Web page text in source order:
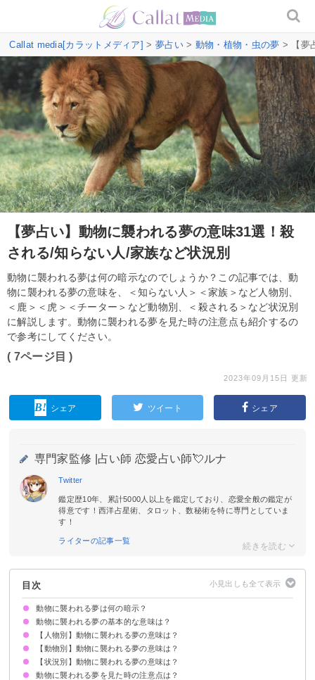
Callat media[カラットメディア] > 夢占い> 動物・植物・虫の夢 > 【夢
【夢占い】動物に襲われる夢の意味31選！殺
される/知らない人/家族など状況別
動物に襲われる夢は何の暗示なのでしょうか？この記事では、動
物に襲われる夢の意味を、＜知らない人＞＜家族＞など人物別、
＜鹿＞＜虎＞＜チーター＞など動物別、＜殺される＞など状況別
に解説します。動物に襲われる夢を見た時の注意点も紹介するの
で参考にしてください。
( 7ページ目 )
2023年09月15日 更新
シェア ツイート シェア
専門家監修 | 占い師 恋愛占い師💘ルナ
Twitter
鑑定歴10年、累計5000人以上を鑑定しており、恋愛全般の鑑定が
得意です！西洋占星術、タロット、数秘術を特に専門としていま
す！
ライターの記事一覧
目次
動物に襲われる夢は何の暗示？
動物に襲われる夢の基本的な意味は？
不安やストレスを抱えている暗示
状況によって意味が決まる
【人物別】動物に襲われる夢の意味は？
知らない人・他人が動物に襲われる夢【警告夢】
家族が動物に襲われる夢【凶夢】
子供が動物に襲われる夢【警告夢】
友達が動物に襲われる夢【警告夢】
芸能人が動物に襲われる夢【警告夢】
【動物別】動物に襲われる夢の意味は？
ライオンに襲われる夢【凶夢】
虎に襲われる夢【凶夢】
ゴリラに襲われる夢【警告夢】
猿に襲われる夢【警告夢】
蛇に襲われる夢【凶夢】
ワニに襲われる夢【凶夢】
熊に襲われる夢【警告夢】
ヒョウに襲われる夢【凶夢】
鹿に襲われる夢【警告夢】
イノシシに襲われる夢【警告夢】
チーターに襲われる夢【凶夢】
牛に襲われる夢【警告夢】
鳥に襲われる夢【凶夢】
ネズミに襲われる夢【警告夢】
犬に襲われる夢【凶夢】
猫に襲われる夢【凶夢】
蜘蛛に襲われる夢【凶夢】
ゴキブリに襲われる夢【警告夢】
カエルに襲われる夢【吉夢】
トンボに襲われる夢【警告夢】
蜂に襲われる夢【凶夢】
【状況別】動物に襲われる夢の意味は？
動物に襲われて殺される夢【吉夢】
動物に襲われて怪我する夢【凶夢】
動物に襲われて逃げ切る夢【吉夢】
動物に襲われて助かる夢【吉夢】
動物に襲われて撃退する夢【吉夢】
動物に襲われる夢を見た時の注意点は？